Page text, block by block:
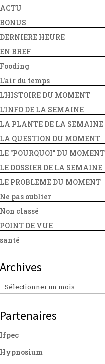
ACTU
BONUS
DERNIERE HEURE
EN BREF
Fooding
L'air du temps
L'HISTOIRE DU MOMENT
L'INFO DE LA SEMAINE
LA PLANTE DE LA SEMAINE
LA QUESTION DU MOMENT
LE "POURQUOI" DU MOMENT
LE DOSSIER DE LA SEMAINE
LE PROBLEME DU MOMENT
Ne pas oublier
Non classé
POINT DE VUE
santé
Archives
Archives
Partenaires
Ifpec
Hypnosium